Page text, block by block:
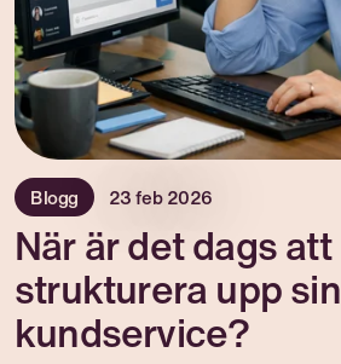
Blogg 23 feb 2026
När är det dags att
strukturera upp sin
kundservice?